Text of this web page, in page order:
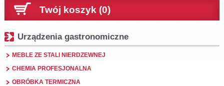
Twój koszyk (0)
Urządzenia gastronomiczne
MEBLE ZE STALI NIERDZEWNEJ
CHEMIA PROFESJONALNA
OBRÓBKA TERMICZNA